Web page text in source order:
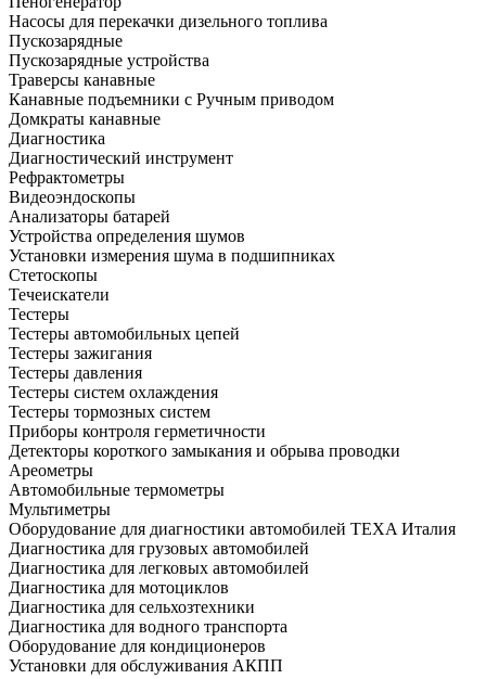
Насосы для перекачки дизельного топлива
Пускозарядные
Пускозарядные устройства
Траверсы канавные
Канавные подъемники с Ручным приводом
Домкраты канавные
Диагностика
Диагностический инструмент
Рефрактометры
Видеоэндоскопы
Анализаторы батарей
Устройства определения шумов
Установки измерения шума в подшипниках
Стетоскопы
Течеискатели
Тестеры
Тестеры автомобильных цепей
Тестеры зажигания
Тестеры давления
Тестеры систем охлаждения
Тестеры тормозных систем
Приборы контроля герметичности
Детекторы короткого замыкания и обрыва проводки
Ареометры
Автомобильные термометры
Мультиметры
Оборудование для диагностики автомобилей TEXA Италия
Диагностика для грузовых автомобилей
Диагностика для легковых автомобилей
Диагностика для мотоциклов
Диагностика для сельхозтехники
Диагностика для водного транспорта
Оборудование для кондиционеров
Установки для обслуживания АКПП